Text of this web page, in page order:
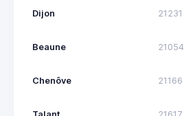
Dijon 21231
Beaune 21054
Chenôve 21166
Talant 21617